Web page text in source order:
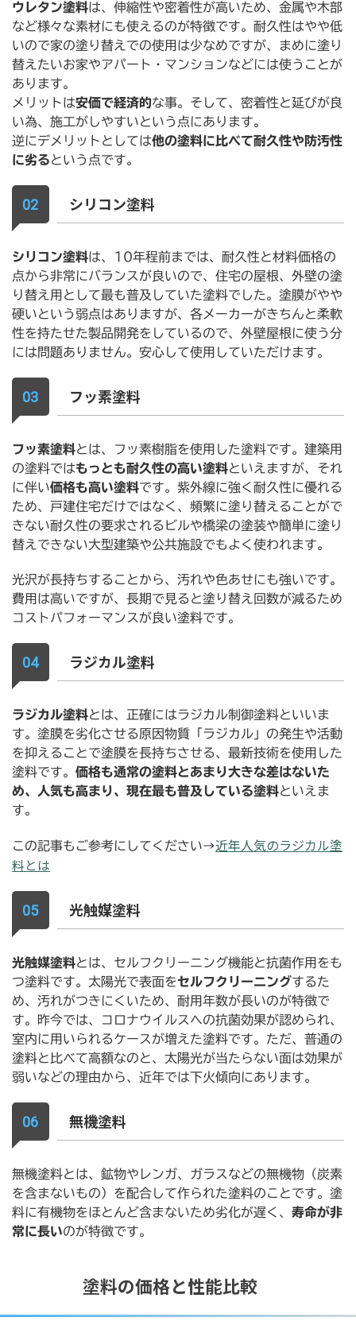
ウレタン塗料は、伸縮性や密着性が高いため、金属や木部
など様々な素材にも使えるのが特徴です。耐久性はやや低
いので家の塗り替えでの使用は少なめですが、まめに塗り
替えたいお家やアパート・マンションなどには使うことが
あります。
メリットは安価で経済的な事。そして、密着性と延びが良
い為、施工がしやすいという点にあります。
逆にデメリットとしては他の塗料に比べて耐久性や防汚性
に劣るという点です。
シリコン塗料
シリコン塗料は、10年程前までは、耐久性と材料価格の
点から非常にバランスが良いので、住宅の屋根、外壁の塗
り替え用として最も普及していた塗料でした。塗膜がやや
硬いという弱点はありますが、各メーカーがきちんと柔軟
性を持たせた製品開発をしているので、外壁屋根に使う分
には問題ありません。安心して使用していただけます。
フッ素塗料
フッ素塗料とは、フッ素樹脂を使用した塗料です。建築用
の塗料ではもっとも耐久性の高い塗料といえますが、それ
に伴い価格も高い塗料です。紫外線に強く耐久性に優れる
ため、戸建住宅だけではなく、頻繁に塗り替えることがで
きない耐久性の要求されるビルや橋梁の塗装や簡単に塗り
替えできない大型建築や公共施設でもよく使われます。
光沢が長持ちすることから、汚れや色あせにも強いです。
費用は高いですが、長期で見ると塗り替え回数が減るため
コストパフォーマンスが良い塗料です。
ラジカル塗料
ラジカル塗料とは、正確にはラジカル制御塗料といいま
す。塗膜を劣化させる原因物質「ラジカル」の発生や活動
を抑えることで塗膜を長持ちさせる、最新技術を使用した
塗料です。 価格も通常の塗料とあまり大きな差はないた
め、人気も高まり、現在最も普及している塗料といえま
す。
この記事もご参考にしてください→近年人気のラジカル塗
料とは
光触媒塗料
光触媒塗料とは、セルフクリーニング機能と抗菌作用をも
つ塗料です。太陽光で表面をセルフクリーニングするた
め、汚れがつきにくいため、耐用年数が長いのが特徴で
す。昨今では、コロナウイルスへの抗菌効果が認められ、
室内に用いられるケースが増えた塗料です。ただ、普通の
塗料と比べて高額なのと、太陽光が当たらない面は効果が
弱いなどの理由から、近年では下火傾向にあります。
無機塗料
無機塗料とは、鉱物やレンガ、ガラスなどの無機物（炭素
を含まないもの）を配合して作られた塗料のことです。塗
料に有機物をほとんど含まないため劣化が遅く、 寿命が非
常に長いのが特徴です。
塗料の価格と性能比較